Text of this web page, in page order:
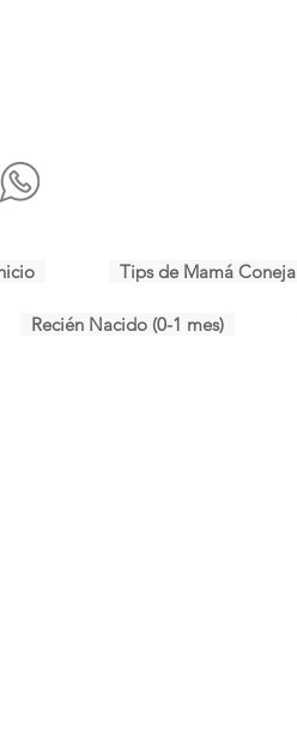
Tips de Mamá Coneja
Recién Nacido (0-1 mes)